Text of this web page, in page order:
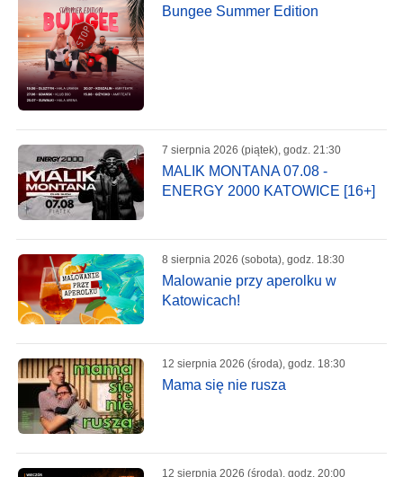
Bungee Summer Edition
7 sierpnia 2026 (piątek), godz. 21:30
MALIK MONTANA 07.08 -
ENERGY 2000 KATOWICE [16+]
8 sierpnia 2026 (sobota), godz. 18:30
Malowanie przy aperolku w
Katowicach!
12 sierpnia 2026 (środa), godz. 18:30
Mama się nie rusza
12 sierpnia 2026 (środa), godz. 20:00